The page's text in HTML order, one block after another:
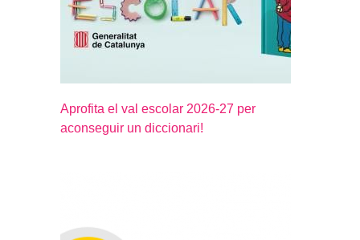
Aprofita el val escolar 2026-27 per
aconseguir un diccionari!